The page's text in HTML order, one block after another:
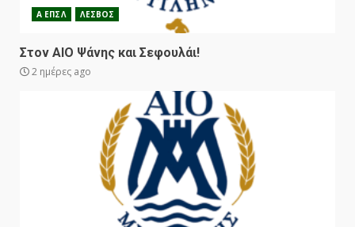
Α ΕΠΣΛ ΛΕΣΒΟΣ
Στον ΑΙΟ Ψάνης και Σεφουλάι!
2 ημέρες ago